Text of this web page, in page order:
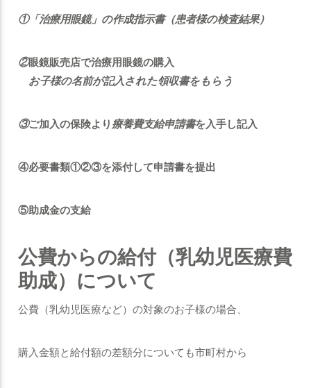
①「治療用眼鏡」の作成指示書（患者様の検査結果）
②眼鏡販売店で治療用眼鏡の購入
お子様の名前が記入された領収書をもらう
③ご加入の保険より療養費支給申請書を入手し記入
④必要書類①②③を添付して申請書を提出
⑤助成金の支給
公費からの給付（乳幼児医療費
助成）について
公費（乳幼児医療など）の対象のお子様の場合、
購入金額と給付額の差額分についても市町村から